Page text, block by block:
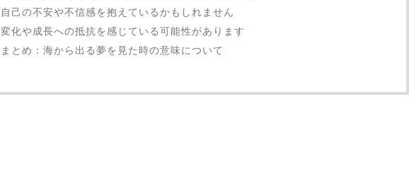
自己の不安や不信感を抱えているかもしれません
変化や成長への抵抗を感じている可能性があります
まとめ：海から出る夢を見た時の意味について